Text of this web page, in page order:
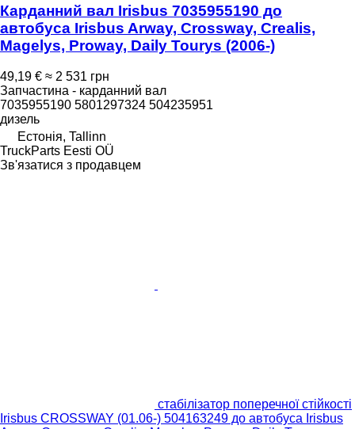
Карданний вал Irisbus 7035955190 до
автобуса Irisbus Arway, Crossway, Crealis,
Magelys, Proway, Daily Tourys (2006-)
49,19 € ≈ 2 531 грн
Запчастина - карданний вал
7035955190 5801297324 504235951
дизель
Естонія, Tallinn
TruckParts Eesti OÜ
Зв'язатися з продавцем
стабілізатор поперечної стійкості
Irisbus CROSSWAY (01.06-) 504163249 до автобуса Irisbus